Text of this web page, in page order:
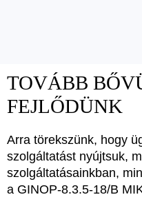
TOVÁBB
FEJLŐDÜNK
Arra törekszünk, hogy
szolgáltatást nyújtsuk,
szolgáltatásainkban,
a GINOP-8.3.5-18/B